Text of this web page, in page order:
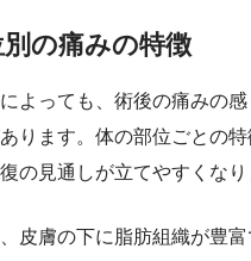
の痛みの特徴
よっても、術後の痛みの
ります。体の部位ごとの
の見通しが立てやすくなり
皮膚の下に脂肪組織が豊